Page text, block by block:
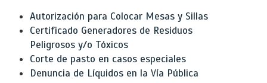
Autorización para Colocar Mesas y Sillas
Certificado Generadores de Residuos
Peligrosos y/o Tóxicos
Corte de pasto en casos especiales
Denuncia de Líquidos en la Vía Pública